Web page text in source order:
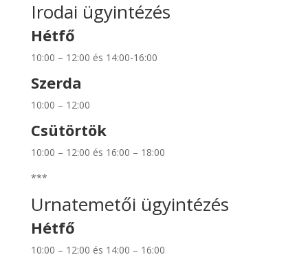
Irodai ügyintézés
Hétfő
10:00 – 12:00 és 14:00-16:00
Szerda
10:00 – 12:00
Csütörtök
10:00 – 12:00 és 16:00 – 18:00
***
Urnatemetői ügyintézés
Hétfő
10:00 – 12:00 és 14:00 – 16:00